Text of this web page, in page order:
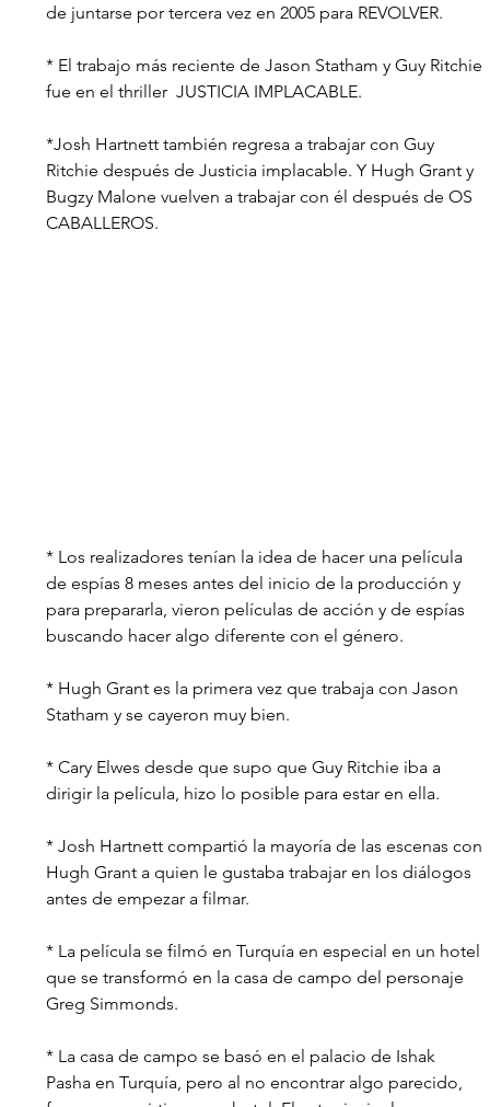
de juntarse por tercera vez en 2005 para REVOLVER.
* El trabajo más reciente de Jason Statham y Guy Ritchie
fue en el thriller  JUSTICIA IMPLACABLE.
*Josh Hartnett también regresa a trabajar con Guy
Ritchie después de Justicia implacable. Y Hugh Grant y
Bugzy Malone vuelven a trabajar con él después de OS
CABALLEROS.
* Los realizadores tenían la idea de hacer una película
de espías 8 meses antes del inicio de la producción y
para prepararla, vieron películas de acción y de espías
buscando hacer algo diferente con el género.
* Hugh Grant es la primera vez que trabaja con Jason
Statham y se cayeron muy bien.
* Cary Elwes desde que supo que Guy Ritchie iba a
dirigir la película, hizo lo posible para estar en ella.
* Josh Hartnett compartió la mayoría de las escenas con
Hugh Grant a quien le gustaba trabajar en los diálogos
antes de empezar a filmar.
* La película se filmó en Turquía en especial en un hotel
que se transformó en la casa de campo del personaje
Greg Simmonds.
* La casa de campo se basó en el palacio de Ishak
Pasha en Turquía, pero al no encontrar algo parecido,